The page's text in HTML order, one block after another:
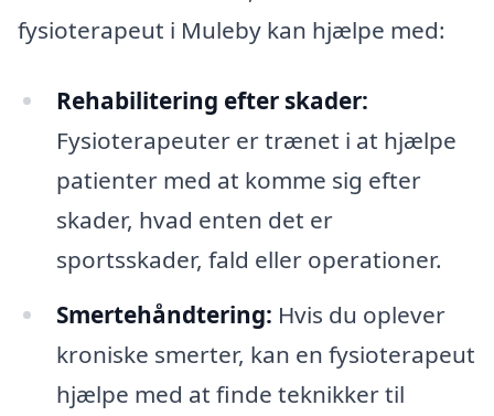
fysioterapeut i Muleby kan hjælpe med:
Rehabilitering efter skader:
Fysioterapeuter er trænet i at hjælpe
patienter med at komme sig efter
skader, hvad enten det er
sportsskader, fald eller operationer.
Smertehåndtering: Hvis du oplever
kroniske smerter, kan en fysioterapeut
hjælpe med at finde teknikker til